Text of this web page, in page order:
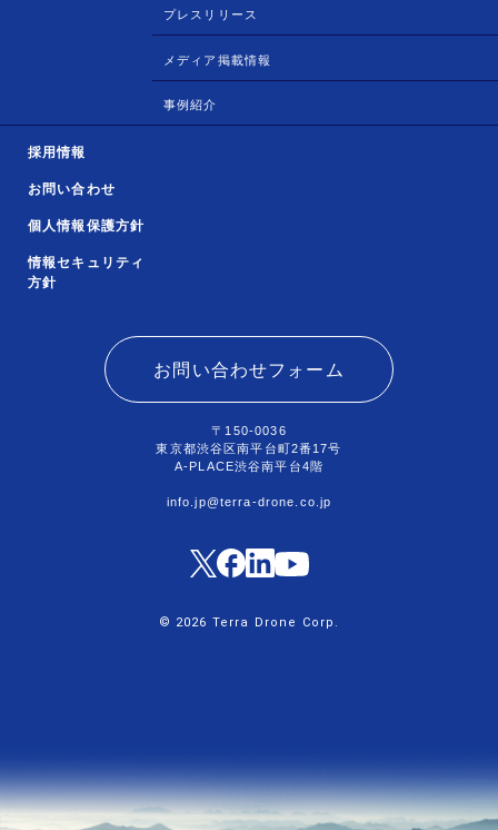
プレスリリース
メディア掲載情報
事例紹介
採用情報
お問い合わせ
個人情報保護方針
情報セキュリティ
方針
お問い合わせフォーム
〒150-0036
東京都渋谷区南平台町2番17号
A-PLACE渋谷南平台4階
info.jp@terra-drone.co.jp
© 2026 Terra Drone Corp.